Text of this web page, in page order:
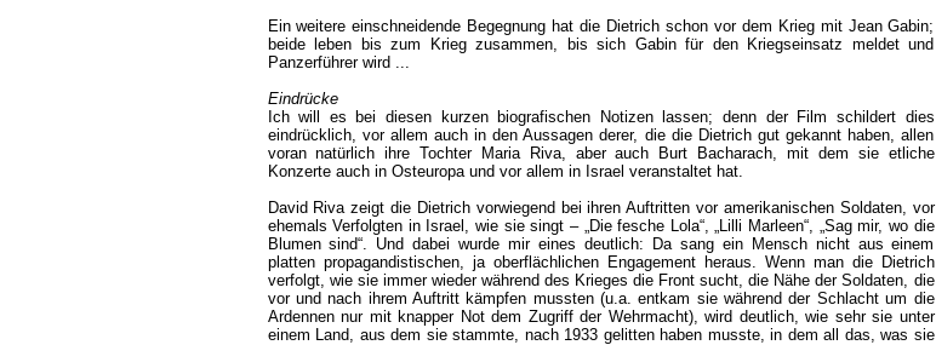
Ein weitere einschneidende Begegnung hat die Dietrich schon vor dem Krieg mit Jean Gabin;
beide leben bis zum Krieg zusammen, bis sich Gabin für den Kriegseinsatz meldet und
Panzerführer wird ...
Eindrücke
Ich will es bei diesen kurzen biografischen Notizen lassen; denn der Film schildert dies
eindrücklich, vor allem auch in den Aussagen derer, die die Dietrich gut gekannt haben, allen
voran natürlich ihre Tochter Maria Riva, aber auch Burt Bacharach, mit dem sie etliche
Konzerte auch in Osteuropa und vor allem in Israel veranstaltet hat.
David Riva zeigt die Dietrich vorwiegend bei ihren Auftritten vor amerikanischen Soldaten, vor
ehemals Verfolgten in Israel, wie sie singt – „Die fesche Lola“, „Lilli Marleen“, „Sag mir, wo die
Blumen sind“. Und dabei wurde mir eines deutlich: Da sang ein Mensch nicht aus einem
platten propagandistischen, ja oberflächlichen Engagement heraus. Wenn man die Dietrich
verfolgt, wie sie immer wieder während des Krieges die Front sucht, die Nähe der Soldaten, die
vor und nach ihrem Auftritt kämpfen mussten (u.a. entkam sie während der Schlacht um die
Ardennen nur mit knapper Not dem Zugriff der Wehrmacht), wird deutlich, wie sehr sie unter
einem Land, aus dem sie stammte, nach 1933 gelitten haben musste, in dem all das, was sie